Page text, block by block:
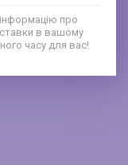
про
в вашому
часу для вас!